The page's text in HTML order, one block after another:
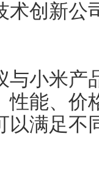
术创新公
与小米产
性能、价
以满足不